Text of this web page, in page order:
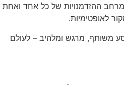
ההזדמנויות של כל אחד ואחת
לאופטימיות.
משותף, מרגש ומלהיב – לעולם